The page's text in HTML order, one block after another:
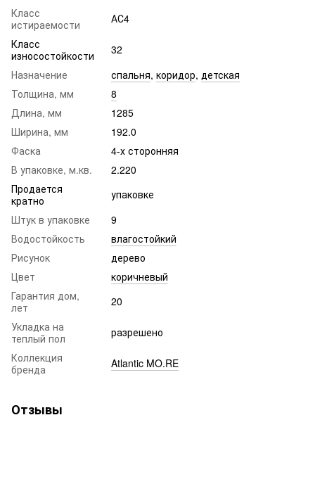
Класс
истираемости
АС4
Класс
износостойкости
32
Назначение
спальня, коридор, детская
Толщина, мм
8
Длина, мм
1285
Ширина, мм
192.0
Фаска
4-х сторонняя
В упаковке, м.кв.
2.220
Продается
кратно
упаковке
Штук в упаковке
9
Водостойкость
влагостойкий
Рисунок
дерево
Цвет
коричневый
Гарантия дом,
лет
20
Укладка на
теплый пол
разрешено
Коллекция
бренда
Atlantic MO.RE
Отзывы